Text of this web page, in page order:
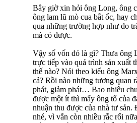
Bây giờ xin hỏi ông Long, ông
ông lam lũ mò cua bắt ốc, hay
qua những trường hợp như do
mà có được.
Vậy số vốn đó là gì? Thưa ông
trực tiếp vào quá trình sản xuất
thế nào? Nói theo kiểu ông
cả? Rồi nào những tương quan
phát, giảm phát… Bao nhiêu
được một ít thì mấy ông tổ của
nhuận thu được của nhà tư
nhé, vì vẫn còn nhiều rắc rối